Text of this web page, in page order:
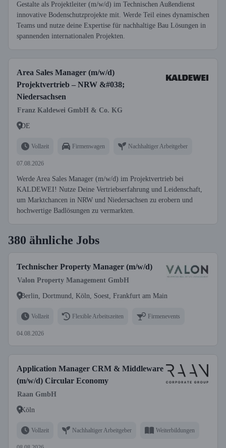
Gestalte als Projektleiter (m/w/d) im Technischen Außendienst
innovative Bodenschutzprojekte mit. Werde Teil eines dynamischen
Teams und nutze deine Expertise für nachhaltige Bau Lösungen in
spannenden internationalen Projekten.
Area Sales Manager (m/w/d)
Projektvertrieb – NRW &#038;
Niedersachsen
Franz Kaldewei GmbH & Co. KG
DE
Vollzeit Firmenwagen Nachhaltiger Arbeitgeber
07.08.2026
Werde Area Sales Manager (m/w/d) im Projektvertrieb bei
KALDEWEI! Nutze Deine Vertriebserfahrung und Leidenschaft,
um Marktchancen in NRW und Niedersachsen zu erobern und
hochwertige Badlösungen zu vermarkten.
380 ähnliche Jobs
Technischer Property Manager (m/w/d)
Valon Property Management GmbH
Berlin, Dortmund, Köln, Soest, Frankfurt am Main
Vollzeit Flexible Arbeitszeiten Firmenevents
04.08.2026
Application Manager CRM & Middleware
(m/w/d) Circular Economy
Raan GmbH
Köln
Vollzeit Nachhaltiger Arbeitgeber Weiterbildungen